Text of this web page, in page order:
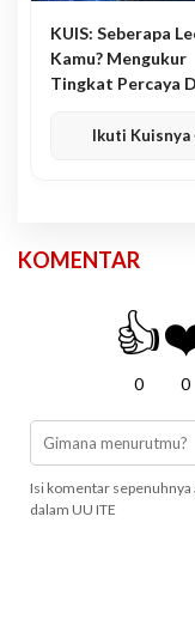
KUIS: Seberapa
Kamu? Mengukur
Tingkat Percaya
Ikuti
KOMENTAR
👍
0 0
Isi komentar sepenuhnya
dalam UU ITE